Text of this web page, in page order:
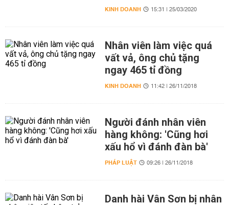
KINH DOANH 15:31 | 25/03/2020
Nhân viên làm việc quá
vất vả, ông chủ tặng
ngay 465 tỉ đồng
KINH DOANH 11:42 | 26/11/2018
Người đánh nhân viên
hàng không: 'Cũng hơi
xấu hổ vì đánh đàn bà'
PHÁP LUẬT 09:26 | 26/11/2018
Danh hài Vân Sơn bị nhân